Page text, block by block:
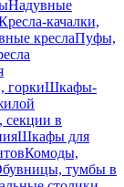
Надувные
качалки,
креслаПуфы,
горкиШкафы-
в
Шкафы для
Комоды,
тумбы в